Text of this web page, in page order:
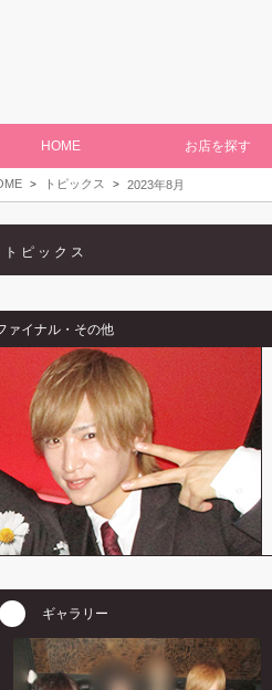
HOME お店を探す
トピックス 2023年8月
トピックス
ァイナル・その他
ギャラリー